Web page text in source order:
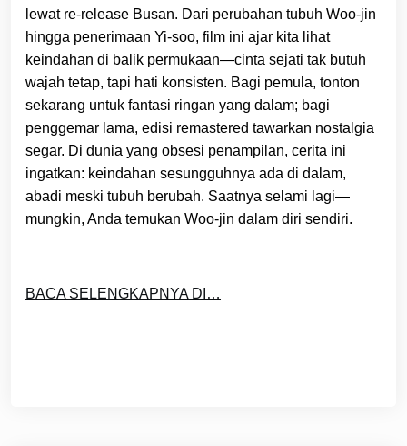
lewat re-release Busan. Dari perubahan tubuh Woo-jin
hingga penerimaan Yi-soo, film ini ajar kita lihat
keindahan di balik permukaan—cinta sejati tak butuh
wajah tetap, tapi hati konsisten. Bagi pemula, tonton
sekarang untuk fantasi ringan yang dalam; bagi
penggemar lama, edisi remastered tawarkan nostalgia
segar. Di dunia yang obsesi penampilan, cerita ini
ingatkan: keindahan sesungguhnya ada di dalam,
abadi meski tubuh berubah. Saatnya selami lagi—
mungkin, Anda temukan Woo-jin dalam diri sendiri.
BACA SELENGKAPNYA DI…